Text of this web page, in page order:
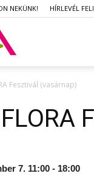
NEKÜNK! HÍRLEVÉL
Fesztivál (vasárnap)
7. 11:00 - 18:00